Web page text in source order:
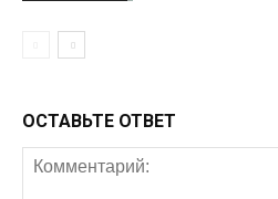
ОСТАВЬТЕ ОТВЕТ